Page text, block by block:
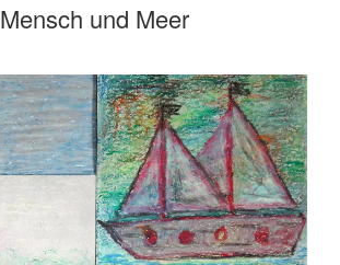
Mensch und Meer